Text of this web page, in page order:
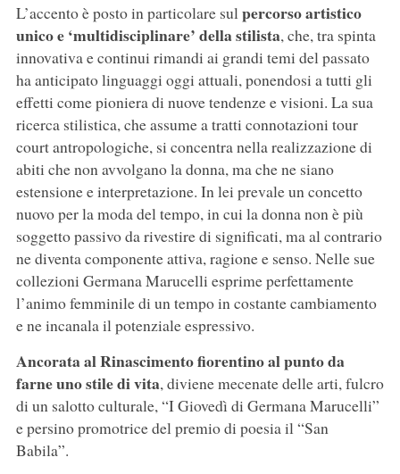
L’accento è posto in particolare sulpercorso artistico
unico e ‘multidisciplinare’ della stilista, che, tra spinta
innovativa e continui rimandi ai grandi temi del passato
ha anticipato linguaggi oggi attuali, ponendosi a tutti gli
effetti come pioniera di nuove tendenze e visioni. La sua
ricerca stilistica, che assume a tratti connotazioni tour
court antropologiche, si concentra nella realizzazione di
abiti che non avvolgano la donna, ma che ne siano
estensione e interpretazione. In lei prevale un concetto
nuovo per la moda del tempo, in cui la donna non è più
soggetto passivo da rivestire di significati, ma al contrario
ne diventa componente attiva, ragione e senso. Nelle sue
collezioni Germana Marucelli esprime perfettamente
l’animo femminile di un tempo in costante cambiamento
e ne incanala il potenziale espressivo.
Ancorata al Rinascimento fiorentino al punto da
farne uno stile di vita, diviene mecenate delle arti, fulcro
di un salotto culturale, “I Giovedì di Germana Marucelli”
e persino promotrice del premio di poesia il “San
Babila”.